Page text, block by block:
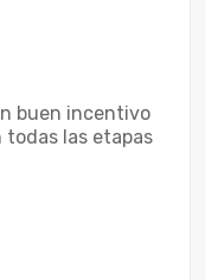
buen incentivo
las etapas